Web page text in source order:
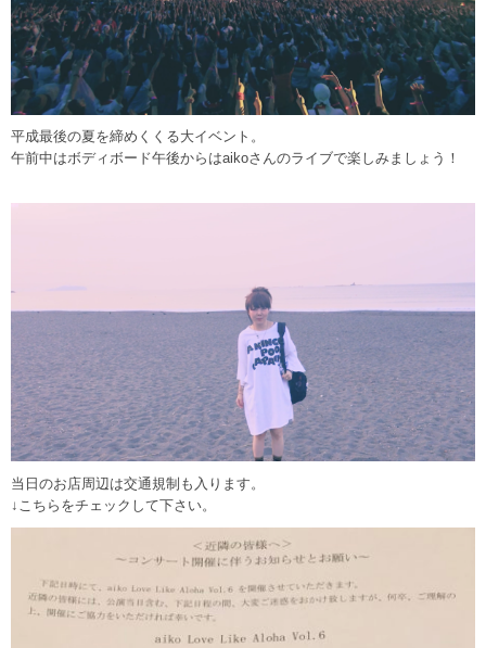
平成最後の夏を締めくくる大イベント。
午前中はボディボード午後からはaikoさんのライブで楽しみましょう！
当日のお店周辺は交通規制も入ります。
↓こちらをチェックして下さい。